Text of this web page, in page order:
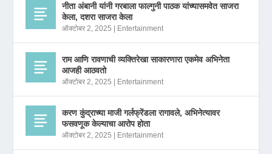
नीता अंबानी यांनी गरबाला फाल्गुनी पाठक यांच्यासमवेत साजरा
केला, दशरा साजरा केला
ऑक्टोबर 2, 2025 | Entertainment
राम आणि रावणाची व्यक्तिरेखा साकारणारा एकमेव अभिनेता
आजही आठवतो
ऑक्टोबर 2, 2025 | Entertainment
करण कुंद्राच्या माजी गर्लफ्रेंडला रागावले, अभिनेत्यावर
फसवणूक केल्याचा आरोप होता
ऑक्टोबर 2, 2025 | Entertainment